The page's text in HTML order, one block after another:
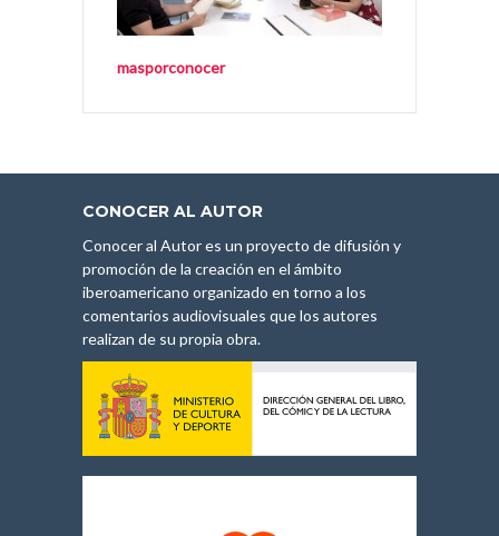
masporconocer
CONOCER AL AUTOR
Conocer al Autor es un proyecto de difusión y
promoción de la creación en el ámbito
iberoamericano organizado en torno a los
comentarios audiovisuales que los autores
realizan de su propia obra.